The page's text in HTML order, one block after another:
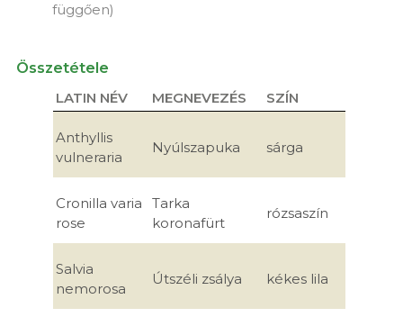
függően)
Összetétele
LATIN NÉV MEGNEVEZÉS SZÍN
Anthyllis
vulneraria
Nyúlszapuka sárga
Cronilla varia
rose
Tarka
koronafürt
rózsaszín
Salvia
nemorosa
Útszéli zsálya kékes lila